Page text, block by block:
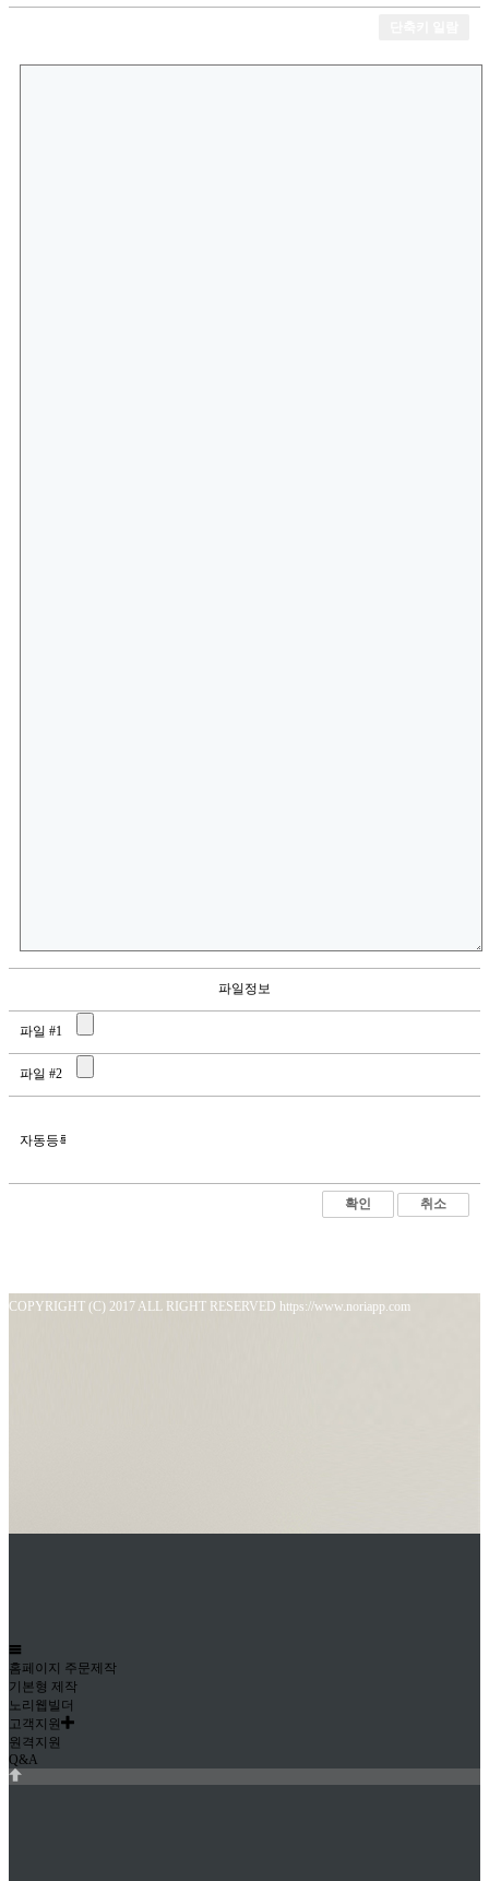
파일정보
파일 #1
파일 #2
자동등록방지
취소
COPYRIGHT (C) 2017 ALL RIGHT RESERVED https://www.noriapp.com
홈페이지 주문제작
기본형 제작
노리웹빌더
고객지원
원격지원
Q&A